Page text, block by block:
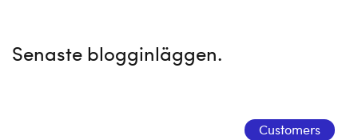
Senaste blogginläggen.
Customers